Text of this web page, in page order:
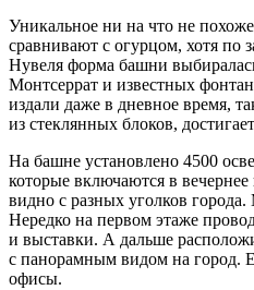
Уникальное ни на что не
сравнивают с огурцом, хотя по
Нувеля форма башни
Монтсеррат и известных
издали даже в дневное время,
из стеклянных блоков,
На башне установлено 4500
которые включаются в
видно с разных уголков
Нередко на первом этаже
и выставки. А дальше
с панорамным видом на город.
офисы.